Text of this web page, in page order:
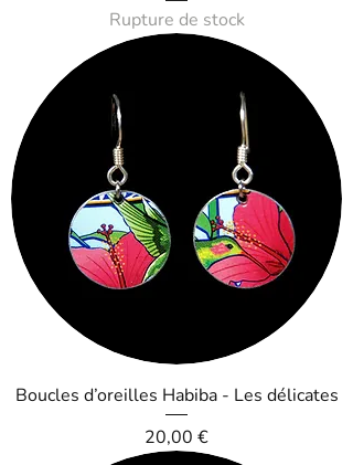
Rupture de stock
Boucles d’oreilles Habiba - Les délicates
Prix
20,00 €